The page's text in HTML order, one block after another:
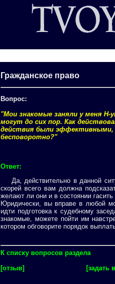
Гражданское право
Вопрос:
"Мои знакомые заняли у меня Н-
могут до сих пор. Как
действия были эффективными,
бесповоротно?"
Ответ:
Да, действительно в данной
скорей всего вам должна
желают ли они и в состоянии гасить
Юридически, вы вправе в любой
идти подготовка к судебному
знакомые, можете пойти им
котором обговорите порядок
К списку вопросов раздела
[отзыв]
[задать